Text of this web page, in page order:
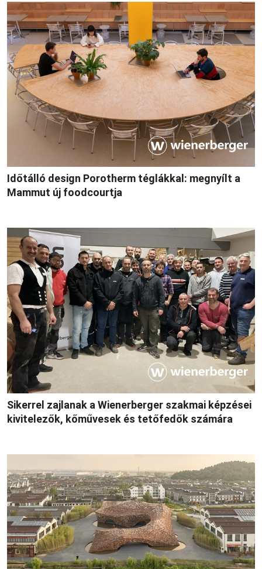
Időtálló design Porotherm téglákkal: megnyílt a
Mammut új foodcourtja
Sikerrel zajlanak a Wienerberger szakmai képzései
kivitelezők, kőművesek és tetőfedők számára